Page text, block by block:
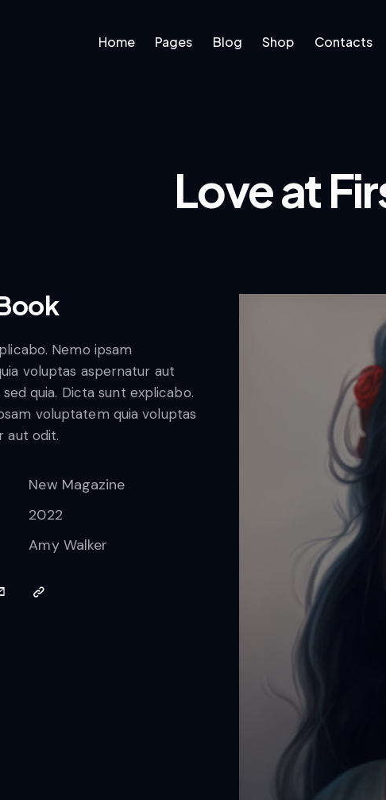
Home Pages Blog Shop Contacts
Love at
Nemo ipsam
voluptas aspernatur aut
quia. Dicta sunt explicabo.
voluptatem quia voluptas
aut odit.
New Magazine
2022
Amy Walker